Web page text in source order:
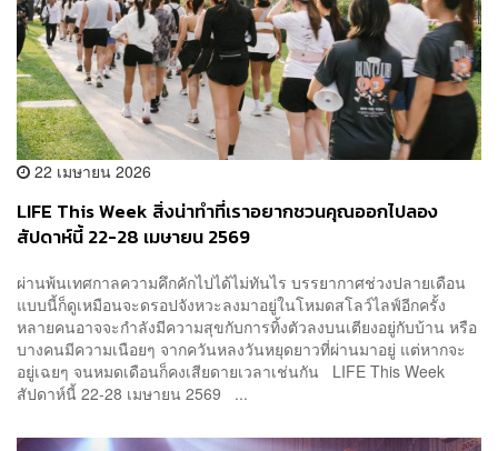
22 เมษายน 2026
LIFE This Week สิ่งน่าทำที่เราอยากชวนคุณออกไปลอง
สัปดาห์นี้ 22-28 เมษายน 2569
ผ่านพ้นเทศกาลความคึกคักไปได้ไม่ทันไร บรรยากาศช่วงปลายเดือน
แบบนี้ก็ดูเหมือนจะดรอปจังหวะลงมาอยู่ในโหมดสโลว์ไลฟ์อีกครั้ง
หลายคนอาจจะกำลังมีความสุขกับการทิ้งตัวลงบนเตียงอยู่กับบ้าน หรือ
บางคนมีความเนือยๆ จากควันหลงวันหยุดยาวที่ผ่านมาอยู่ แต่หากจะ
อยู่เฉยๆ จนหมดเดือนก็คงเสียดายเวลาเช่นกัน LIFE This Week
สัปดาห์นี้ 22-28 เมษายน 2569 ...